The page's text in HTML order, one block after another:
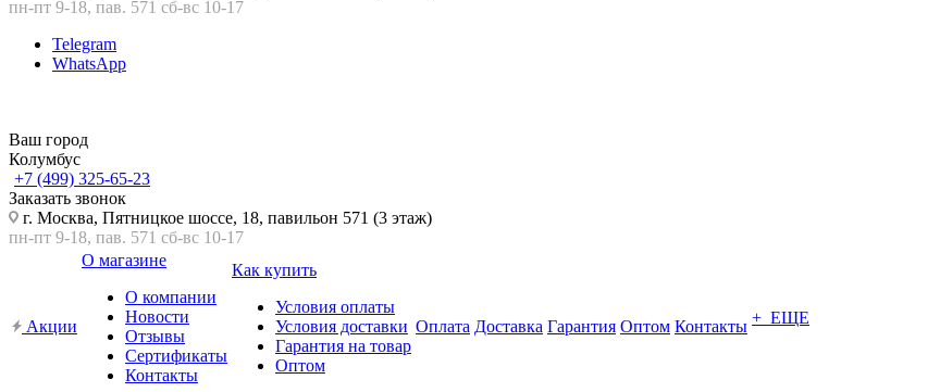
пн-пт 9-18, пав. 571 сб-вс 10-17
Telegram
WhatsApp
Ваш город
Колумбус
+7 (499) 325-65-23
Заказать звонок
г. Москва, Пятницкое шоссе, 18, павильон 571 (3 этаж)
пн-пт 9-18, пав. 571 сб-вс 10-17
Акции
О магазине
О компании
Новости
Отзывы
Сертификаты
Контакты
Как купить
Условия оплаты
Условия доставки
Гарантия на товар
Оптом
Оплата Доставка Гарантия Оптом Контакты + ЕЩЕ